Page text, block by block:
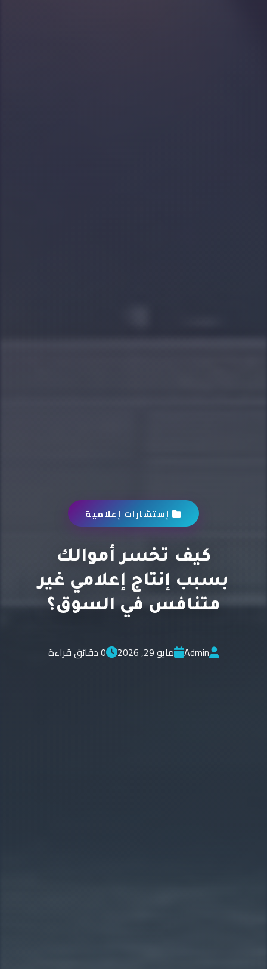
إستشارات إعلامية
كيف تخسر أموالك
بسبب إنتاج إعلامي غير
متنافس في السوق؟
Admin مايو 29, 2026 0 دقائق قراءة